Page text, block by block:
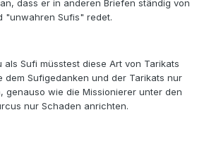
dass er in anderen Briefen ständig von
"unwahren Sufis" redet.
Sufi müsstest diese Art von Tarikats
dem Sufigedanken und der Tarikats nur
genauso wie die Missionierer unter den
nur Schaden anrichten.